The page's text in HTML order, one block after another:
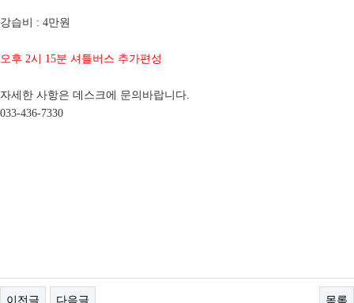
강습비 : 4만원
오후 2시 15분 셔틀버스 추가편성
자세한 사항은 데스크에 문의바랍니다.
033-436-7330
이전글 다음글 목록